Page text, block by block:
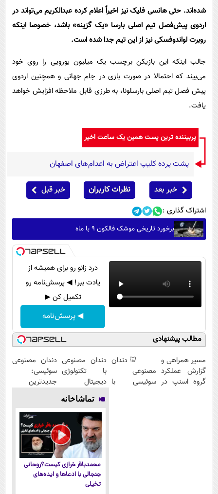
شده‌اند. حتی هانسی فلیک نیز اخیراً اعلام کرده عبدالکریم می‌تواند در
اردوی پیش‌فصل تیم اصلی بارسا «یک گزینه» باشد، خصوصا اینکه
روبرت لواندوفسکی نیز از این تیم جدا شده است.
جالب اینکه این بازیکن برچسب یک میلیون یورویی را روی خود
می‌بیند که احتمالا در صورت بازی در جام جهانی و همچنین اردوی
پیش فصل تیم اصلی بارسلونا، به طرزی قابل ملاحظه افزایش خواهد
یافت.
پربیننده ترین پست همین یک ساعت اخیر
پشت پرده کلیپ اعتراض به اعدام‌های اصفهان
خبر بعد نظرات کاربران خبر قبل
اشتراک گذاری :
برخورد تاریخی موشک فالکون ۹ با ماه
درد زانو رو برای همیشه از
یادت ببر! ◀ پرسش‌نامه رو
تکمیل کن ▶
◀ پرسش‌نامه
مطالب پیشنهادی
مسیر همراهی و
گزارش عملکرد
گروه اسنپ در
🦷 دندان
مصنوعی
سوئیسی با
دندان مصنوعی
با تکنولوژی
دیجیتال
سوئیسی🇨🇭
دندان مصنوعی
سوئیسی:
جدیدترین
پرداخت قسطی
تماشاخانه
محمدباقر خرازی کیست؟روحانی
جنجالی با ادعاها و ایده‌های
تخیلی